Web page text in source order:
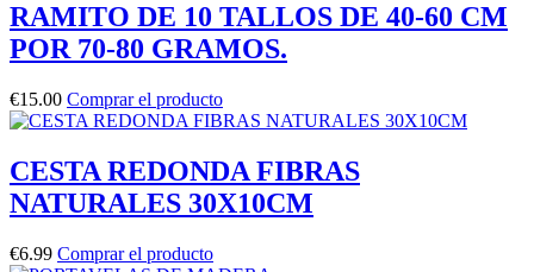
RAMITO DE 10 TALLOS DE 40-60 CM
POR 70-80 GRAMOS.
€15.00 Comprar el producto
CESTA REDONDA FIBRAS
NATURALES 30X10CM
€6.99 Comprar el producto